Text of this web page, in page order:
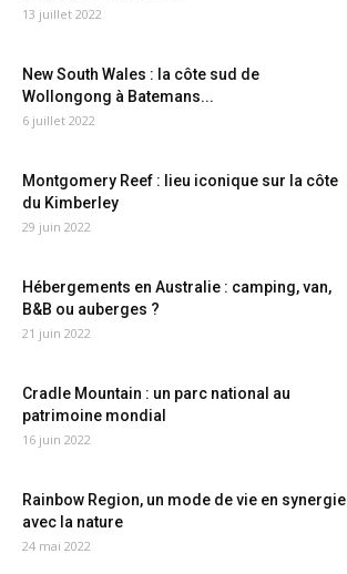
13 juillet 2022
New South Wales : la côte sud de
Wollongong à Batemans...
6 juillet 2022
Montgomery Reef : lieu iconique sur la côte
du Kimberley
29 juin 2022
Hébergements en Australie : camping, van,
B&B ou auberges ?
21 juin 2022
Cradle Mountain : un parc national au
patrimoine mondial
16 juin 2022
Rainbow Region, un mode de vie en synergie
avec la nature
24 mai 2022